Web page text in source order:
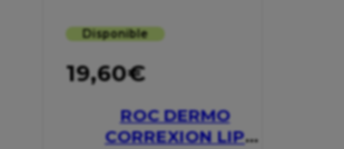
Disponible
19,60€
ROC DERMO
CORREXION LIP